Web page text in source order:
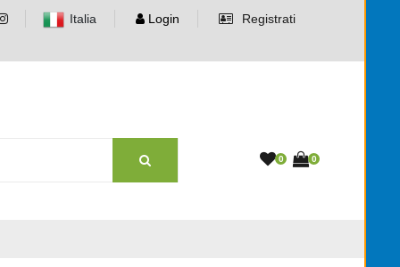
Italia Login Registrati
0 0